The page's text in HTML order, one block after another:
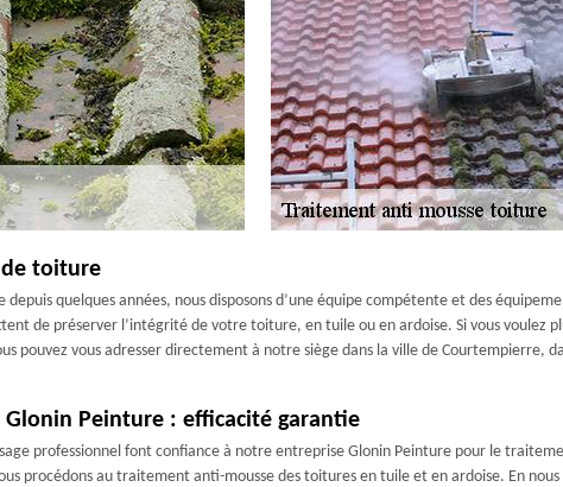
toiture
quelques années, nous disposons d’une équipe compétente et des
de préserver l’intégrité de votre toiture, en tuile ou en ardoise. Si vous voulez
pouvez vous adresser directement à notre siège dans la ville de Courtempierre,
Peinture : efficacité garantie
professionnel font confiance à notre entreprise Glonin Peinture pour le
procédons au traitement anti-mousse des toitures en tuile et en ardoise. En